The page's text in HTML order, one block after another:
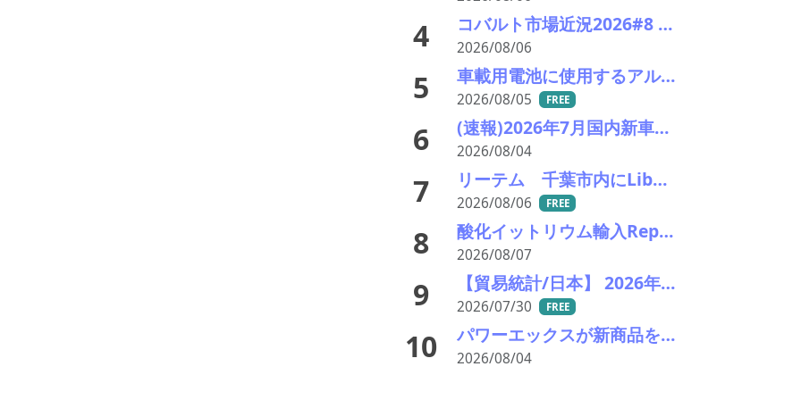
4 コバルト市場近況2026#8 小動き、オフシーズンで薄商い 電池向けはLFPリサイクルが重荷
2026/08/06
5 車載用電池に使用するアルミ材の水平リサイクルを実現―PPES・日本軽金属・冨士発條・PEX
2026/08/05 FREE
6 (速報)2026年7月国内新車販売 41万7千台 前年同月比7%増加 4か月連続プラス
2026/08/04
7 リーテム 千葉市内にLibなどの小型充電式電池回収ボックスを新たに15カ所設置
2026/08/06 FREE
8 酸化イットリウム輸入Report #52 2026年前半中国から輸入量激減 でも依然中国頼り
2026/08/07
9 【貿易統計/日本】 2026年6月一覧表
2026/07/30 FREE
10 パワーエックスが新商品を発表―大型蓄電とワンパッケージを訴求
2026/08/04